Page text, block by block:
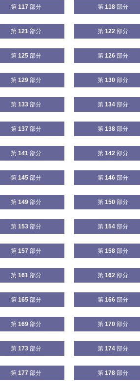
第 117 部分 第 118部分
第 121部分 第 122部分
第 125部分 第 126部分
第 129部分 第 130部分
第 133部分 第 134部分
第 137 部分 第 138部分
第 141部分 第 142部分
第 145部分 第 146部分
第 149部分 第 150部分
第 153部分 第 154部分
第 157 部分 第 158部分
第 161部分 第 162部分
第 165部分 第 166部分
第 169部分 第 170部分
第 173部分 第 174部分
第 177 部分 第 178部分